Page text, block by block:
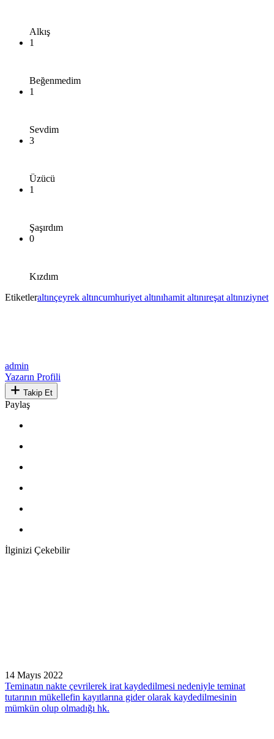
Alkış
1
Beğenmedim
1
Sevdim
3
Üzücü
1
Şaşırdım
0
Kızdım
Etiketleraltınçeyrek altıncumhuriyet altınıhamit altınıreşat altınıziynet
admin
Yazarın Profili
Takip Et
Paylaş
İlginizi Çekebilir
14 Mayıs 2022
Teminatın nakte çevrilerek irat kaydedilmesi nedeniyle teminat
tutarının mükellefin kayıtlarına gider olarak kaydedilmesinin
mümkün olup olmadığı hk.